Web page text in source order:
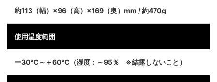
約113（幅）×96（高）×169（奥）mm / 約470g
使用温度範囲
ー30℃～＋60℃（湿度：～95％ ※結露しないこと）